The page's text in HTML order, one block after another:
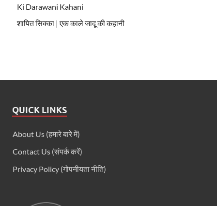
Ki Darawani Kahani
शापित सिक्का | एक काले जादू की कहानी
QUICK LINKS
About Us (हमारे बारे में)
Contact Us (संपर्क करें)
Privacy Policy (गोपनीयता नीति)